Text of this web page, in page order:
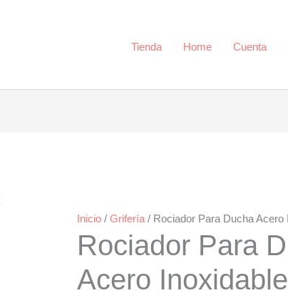
Tienda Home Cuenta
Inicio / Grifería / Rociador Para Ducha
Rociador Para
Acero
cantidad